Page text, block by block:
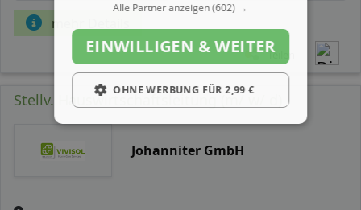
mehr Details
Teilen
Stellv. Hauswirtschaftsleitung (m/ w/ d)
Johanniter GmbH
Alle Partner anzeigen(602) →
EINWILLIGEN & WEITER
OHNE WERBUNG FÜR 2,99 €